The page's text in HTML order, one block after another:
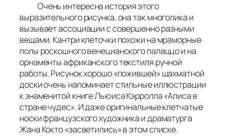
Очень интересна история этого
выразительного рисунка, она так многолика и
вызывает ассоциации с совершенно разными
вещами. Кантри клеточки похожи на мраморные
полы роскошного венецианского палаццо и на
орнаменты африканского текстиля ручной
работы. Рисунок хорошо «пожившей» шахматной
доски очень напоминает стильные иллюстрации
к знаменитой книге Льюиса Кэрролла «Алиса в
стране чудес». И даже оригинальные клетчатые
носки французского художника и драматурга
Жана Кокто «засветились» в этом списке.